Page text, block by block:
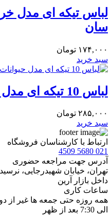
لباس تیکه ای مدل
سان
۱۷۴,۰۰۰ تومان
سبد خرید
لباس 10 تیکه ای مدل حیوانات نی نی سان
۲۸۵,۰۰۰ تومان
سبد خرید
ارتباط با کارشناسان فروشگاه
021 5680 4509
آدرس جهت مراجعه حضوری
تهران، خيابان شهيدرجايى،
داخل بازار آرین
ساعات کاری
الی 7:30 بعد از ظهر